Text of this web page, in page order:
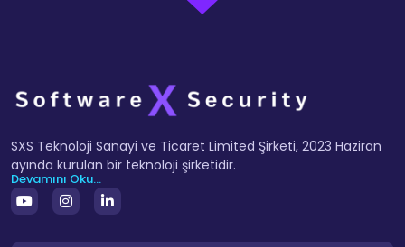
SXS Teknoloji Sanayi ve Ticaret Limited Şirketi, 2023 Haziran
ayında kurulan bir teknoloji şirketidir.
Devamını Oku...